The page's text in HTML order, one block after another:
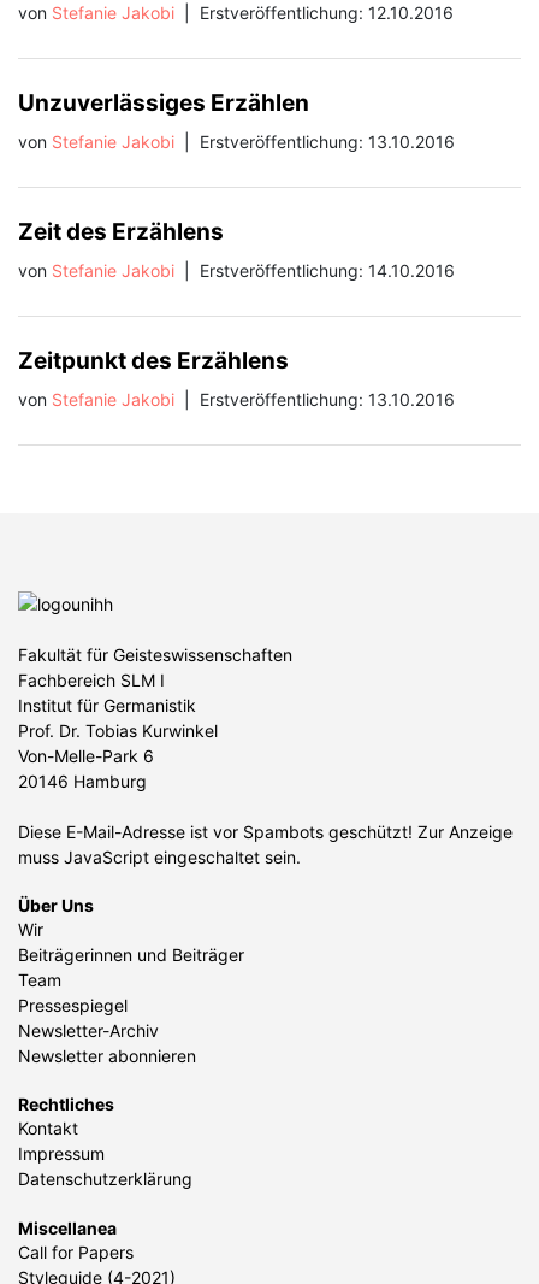
von Stefanie Jakobi Erstveröffentlichung: 12.10.2016
Unzuverlässiges Erzählen
von Stefanie Jakobi Erstveröffentlichung: 13.10.2016
Zeit des Erzählens
von Stefanie Jakobi Erstveröffentlichung: 14.10.2016
Zeitpunkt des Erzählens
von Stefanie Jakobi Erstveröffentlichung: 13.10.2016
Fakultät für Geisteswissenschaften
Fachbereich SLM I
Institut für Germanistik
Prof. Dr. Tobias Kurwinkel
Von-Melle-Park 6
20146 Hamburg
Diese E-Mail-Adresse ist vor Spambots geschützt! Zur Anzeige
muss JavaScript eingeschaltet sein.
Über Uns
Wir
Beiträgerinnen und Beiträger
Team
Pressespiegel
Newsletter-Archiv
Newsletter abonnieren
Rechtliches
Kontakt
Impressum
Datenschutzerklärung
Miscellanea
Call for Papers
Styleguide (4-2021)